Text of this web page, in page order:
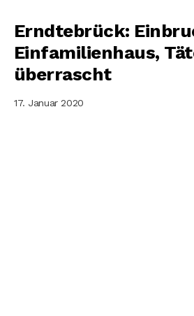
Erndtebrück:
Einfamilienhaus,
überrascht
17. Januar 2020